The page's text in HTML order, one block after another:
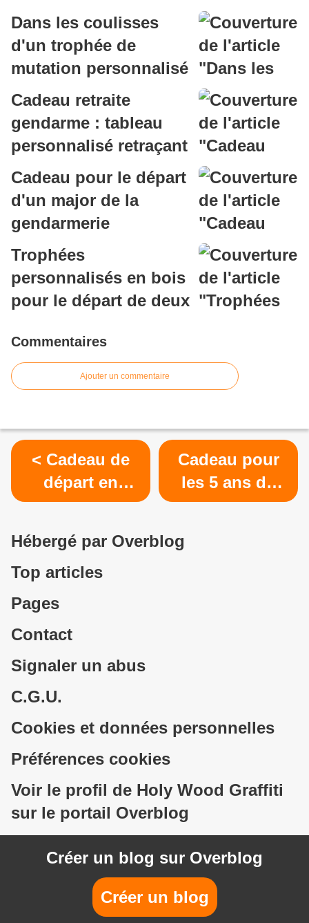
Dans les coulisses
d'un trophée de
mutation personnalisé
pour un gendarme de
l'EGM 18/5 Aurillac
Cadeau retraite
gendarme : tableau
personnalisé retraçant
une carrière
Cadeau pour le départ
d'un major de la
gendarmerie
Trophées
personnalisés en bois
pour le départ de deux
Commentaires
Ajouter un commentaire
< Cadeau de
départ en
retraite pour un
d'un CPI
Cadeau pour
les 5 ans de
l'entreprise
Hébergé par Overblog
Top articles
Pages
Contact
Signaler un abus
C.G.U.
Cookies et données personnelles
Préférences cookies
Voir le profil de Holy Wood Graffiti
sur le portail Overblog
Créer un blog sur Overblog
Créer un blog